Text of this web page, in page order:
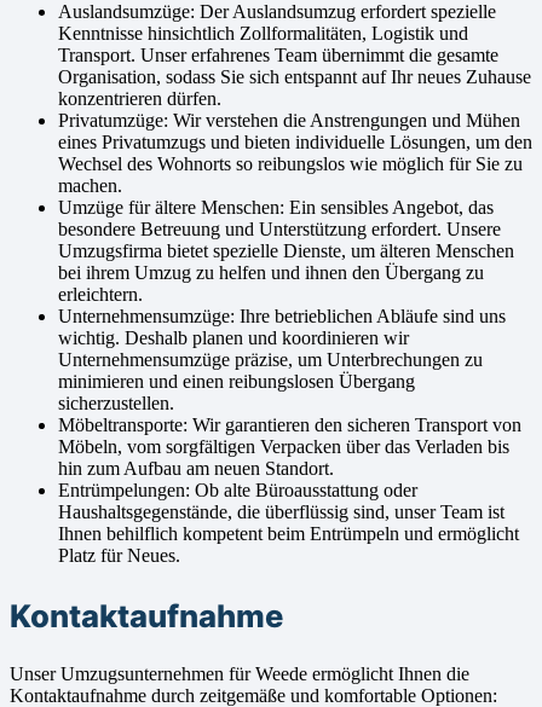
Auslandsumzüge: Der Auslandsumzug erfordert spezielle
Kenntnisse hinsichtlich Zollformalitäten, Logistik und
Transport. Unser erfahrenes Team übernimmt die gesamte
Organisation, sodass Sie sich entspannt auf Ihr neues Zuhause
konzentrieren dürfen.
Privatumzüge: Wir verstehen die Anstrengungen und Mühen
eines Privatumzugs und bieten individuelle Lösungen, um den
Wechsel des Wohnorts so reibungslos wie möglich für Sie zu
machen.
Umzüge für ältere Menschen: Ein sensibles Angebot, das
besondere Betreuung und Unterstützung erfordert. Unsere
Umzugsfirma bietet spezielle Dienste, um älteren Menschen
bei ihrem Umzug zu helfen und ihnen den Übergang zu
erleichtern.
Unternehmensumzüge: Ihre betrieblichen Abläufe sind uns
wichtig. Deshalb planen und koordinieren wir
Unternehmensumzüge präzise, um Unterbrechungen zu
minimieren und einen reibungslosen Übergang
sicherzustellen.
Möbeltransporte: Wir garantieren den sicheren Transport von
Möbeln, vom sorgfältigen Verpacken über das Verladen bis
hin zum Aufbau am neuen Standort.
Entrümpelungen: Ob alte Büroausstattung oder
Haushaltsgegenstände, die überflüssig sind, unser Team ist
Ihnen behilflich kompetent beim Entrümpeln und ermöglicht
Platz für Neues.
Kontaktaufnahme
Unser Umzugsunternehmen für Weede ermöglicht Ihnen die
Kontaktaufnahme durch zeitgemäße und komfortable Optionen: